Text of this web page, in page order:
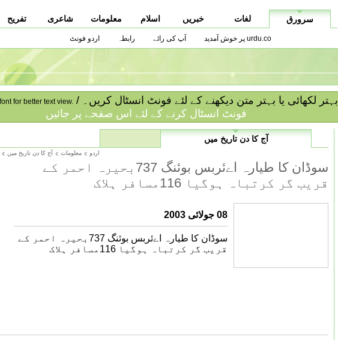
سرورق لغات خبریں اسلام معلومات شاعری تفریح
urdu.co پر خوش آمدید آپ کی رائے رابطہ اردو فونٹ
for better text view.
/ بہتر لکھائی یا بہتر متن دیکھنے کے لئے فونٹ انسٹال کریں۔
فونٹ انسٹال کرنے کے لئے اس صفحے پر جائیں
آج کا دن تاریخ میں
اردو معلومات آج کا دن تاریخ میں
سوڈان کا طیارہ اےئربس بوئنگ 737بحیرہ احمر کے
قریب گر کرتباہ ہوگیا 116مسافر ہلاک
08 جولائی 2003
سوڈان کا طیارہ اےئربس بوئنگ 737بحیرہ احمر کے
قریب گر کرتباہ ہوگیا 116مسافر ہلاک